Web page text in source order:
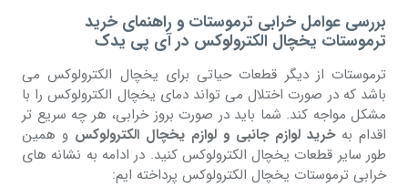
بررسی عوامل خرابی ترموستات و راهنمای خرید
ترموستات یخچال الکترولوکس در آی پی یدک
ترموستات از دیگر قطعات حیاتی برای یخچال الکترولوکس می
باشد که در صورت اختلال می تواند دمای یخچال الکترولوکس را با
مشکل مواجه کند. شما باید در صورت بروز خرابی، هر چه سریع تر
اقدام بهخرید لوازم جانبی و لوازم یخچال الکترولوکس و همین
طور سایر قطعات یخچال الکترولوکس کنید. در ادامه به نشانه های
خرابی ترموستات یخچال الکترولوکس پرداخته ایم: